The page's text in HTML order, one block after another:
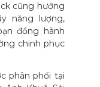
cũng hướng
năng lượng,
đồng hành
chinh phục
phân phối tại